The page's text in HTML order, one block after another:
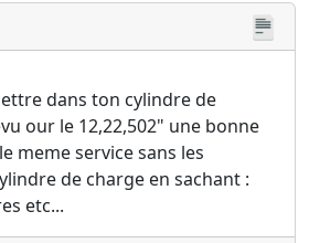
dans ton cylindre de
our le 12,22,502" une bonne
meme service sans les
de charge en sachant :
etc...